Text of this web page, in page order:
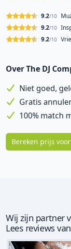
9.2/10
9.2/10
9.2/10
Over The DJ
Niet goed,
Gratis
100% match
Bereken prijs voor
Wij zijn partner
Lees reviews